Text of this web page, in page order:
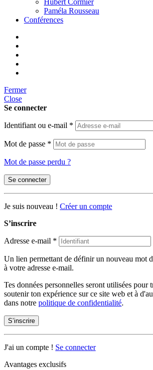
Hubert Cormier
Paméla Rousseau
Conférences
Fermer
Close
Se connecter
Identifiant ou e-mail *
Mot de passe *
Mot de passe perdu ?
Se connecter
Je suis nouveau ! Créer un compte
S’inscrire
Adresse e-mail *
Un lien permettant de définir un nouveau mot
à votre adresse e-mail.
Tes données personnelles seront utilisées pour
soutenir ton expérience sur ce site web et à
dans notre politique de confidentialité.
S’inscrire
J'ai un compte ! Se connecter
Avantages exclusifs